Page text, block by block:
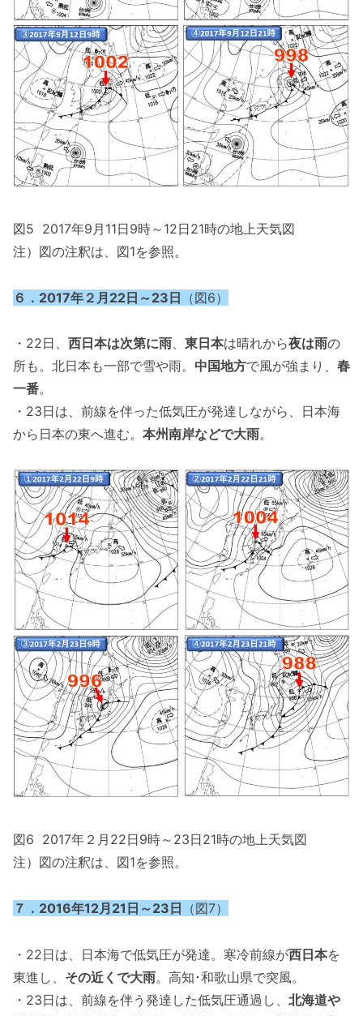
図5 2017年9月11日9時～12日21時の地上天気図
注）図の注釈は、図1を参照。
６．2017年２月22日～23日 （図6）
・22日、 西日本は次第に雨、 東日本は晴れから夜は雨の
所も。北日本も一部で雪や雨。 中国地方で風が強まり、 春
一番。
・23日は、前線を伴った低気圧が発達しながら、日本海
から日本の東へ進む。 本州南岸などで大雨。
図6 2017年２月22日9時～23日21時の地上天気図
注）図の注釈は、図1を参照。
７．2016年12月21日～23日 （図7）
・22日は、日本海で低気圧が発達。寒冷前線が西日本を
東進し、 その近くで大雨。高知･和歌山県で突風。
・23日は、前線を伴う発達した低気圧通過し、 北海道や